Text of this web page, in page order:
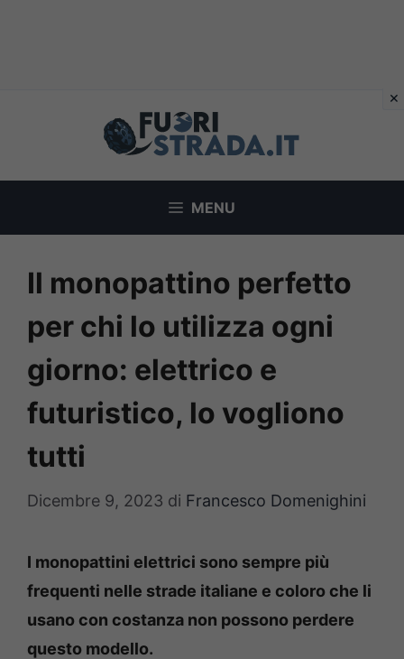
MENU
Il monopattino perfetto
per chi lo utilizza ogni
giorno: elettrico e
futuristico, lo vogliono
tutti
Dicembre 9, 2023 di Francesco Domenighini
I monopattini elettrici sono sempre più
frequenti nelle strade italiane e coloro che li
usano con costanza non possono perdere
questo modello.